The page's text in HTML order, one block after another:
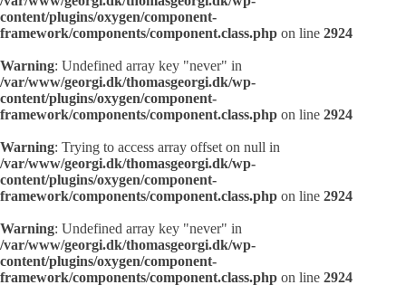
content/plugins/oxygen/component-
framework/components/component.class.php on line 2924
Warning: Undefined array key "never" in
/var/www/georgi.dk/thomasgeorgi.dk/wp-
content/plugins/oxygen/component-
framework/components/component.class.php on line 2924
Warning: Trying to access array offset on null in
/var/www/georgi.dk/thomasgeorgi.dk/wp-
content/plugins/oxygen/component-
framework/components/component.class.php on line 2924
Warning: Undefined array key "never" in
/var/www/georgi.dk/thomasgeorgi.dk/wp-
content/plugins/oxygen/component-
framework/components/component.class.php on line 2924